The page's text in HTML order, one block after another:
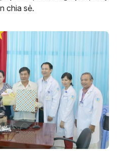
chia sẻ.